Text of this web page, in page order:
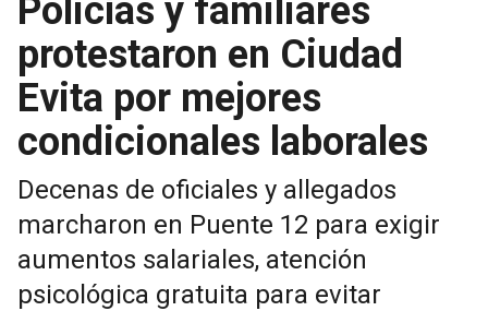
Policías y familiares
protestaron en Ciudad
Evita por mejores
condicionales laborales
Decenas de oficiales y allegados
marcharon en Puente 12 para exigir
aumentos salariales, atención
psicológica gratuita para evitar